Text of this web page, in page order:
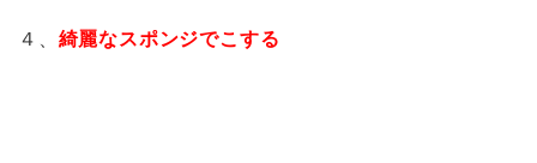
４、 綺麗なスポンジでこする